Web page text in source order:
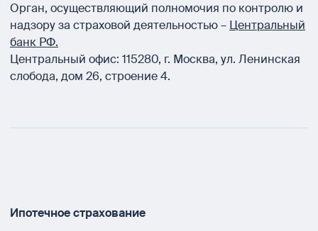
Орган, осуществляющий полномочия по контролю и
надзору за страховой деятельностью – Центральный
банк РФ.
Центральный офис: 115280, г. Москва, ул. Ленинская
слобода, дом 26, строение 4.
Ипотечное страхование